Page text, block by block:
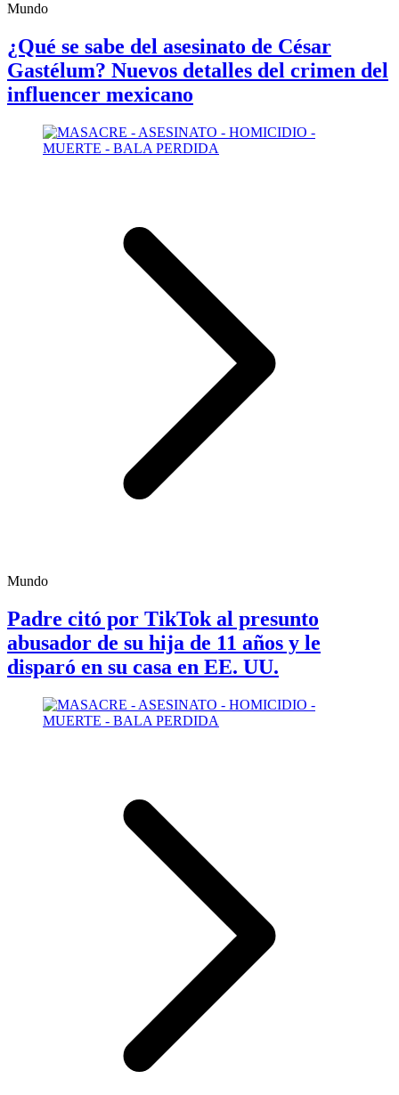
Mundo
¿Qué se sabe del asesinato de César
Gastélum? Nuevos detalles del crimen del
influencer mexicano
Mundo
Padre citó por TikTok al presunto
abusador de su hija de 11 años y le
disparó en su casa en EE. UU.